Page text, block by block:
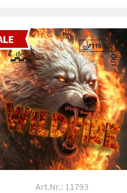
Art.Nr.: 11793